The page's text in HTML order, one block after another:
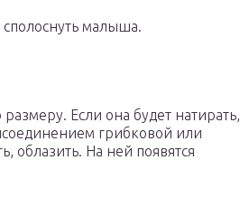
малыша.
Если она будет натирать,
грибковой или
облазить. На ней появятся